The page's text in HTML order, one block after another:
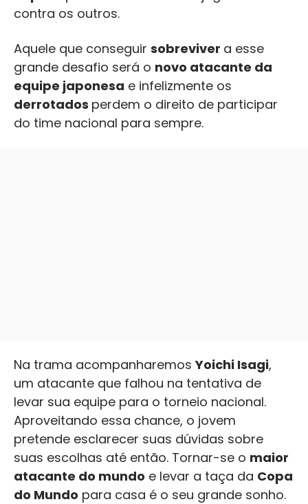
contra os outros.
Aquele que conseguir sobreviver a esse
grande desafio será o novo atacante da
equipe japonesa e infelizmente os
derrotados perdem o direito de participar
do time nacional para sempre.
Na trama acompanharemosYoichi Isagi,
um atacante que falhou na tentativa de
levar sua equipe para o torneio nacional.
Aproveitando essa chance, o jovem
pretende esclarecer suas dúvidas sobre
suas escolhas até então. Tornar-se o maior
atacante do mundo e levar a taça da Copa
do Mundo para casa é o seu grande sonho.